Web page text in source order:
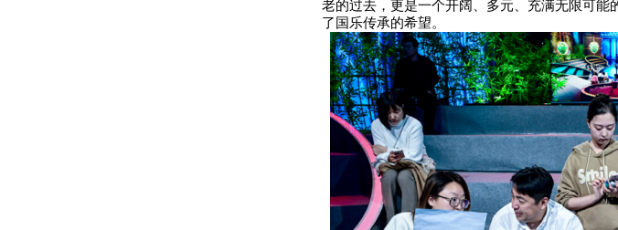
老的过去，更是一个开阔、多元、充满无限可能
了国乐传承的希望。